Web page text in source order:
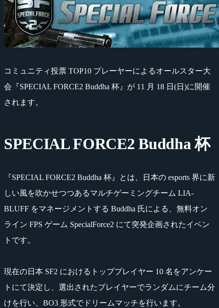
コミュニティ投票 TOP10 プレーヤーによるオールスター大
会『SPECIAL FORCE2 Buddha 杯』が 11 月 18 日(日)に開催
されます。
SPECIAL FORCE2 Buddha 杯
『SPECIAL FORCE2 Buddha 杯』とは、日本の esports 界に新
しい風を吹かせつつあるマルチゲーミングチーム LIA-
BLUFF をマネージメントする Buddha 氏による、無料オン
ライン FPS ゲーム SpecialForce2 にて突発企画されたイベン
トです。
現在の日本 SF2 におけるトッププレイヤー 10 名をアンケー
トにて決定し、選出されたプレイヤーでランダムにチーム分
けを行い、BO3 形式でドリームマッチを行います。